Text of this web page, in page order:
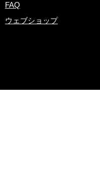
FAQ
ウェブショップ